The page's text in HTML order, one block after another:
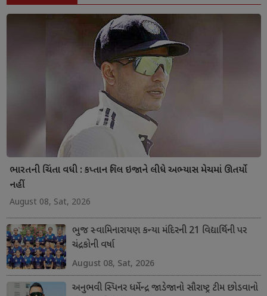
ભારતની ચિંતા વધી : કપ્તાન ગિલ ઇજાને લીધે અભ્યાસ મેચમાં ઊતર્યો
નહીં
August 08, Sat, 2026
ભુજ સ્વામિનારાયણ કન્યા મંદિરની 21 વિદ્યાર્થિની પર
ચંદ્રકોની વર્ષા
August 08, Sat, 2026
અનુભવી સ્પિનર ધર્મેન્દ્ર જાડેજાનો સૌરાષ્ટ્ર ટીમ છોડવાનો